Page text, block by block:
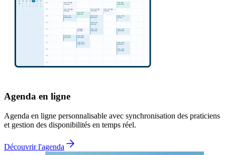
Agenda en ligne
Agenda en ligne personnalisable avec synchronisation des praticiens
et gestion des disponibilités en temps réel.
Découvrir l'agenda